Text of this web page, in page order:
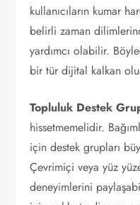
kullanıcıların kumar
belirli zaman
yardımcı olabilir.
bir tür dijital kalkan
Topluluk Destek
hissetmemelidir.
için destek grupları
Çevrimiçi veya yüz
deneyimlerini